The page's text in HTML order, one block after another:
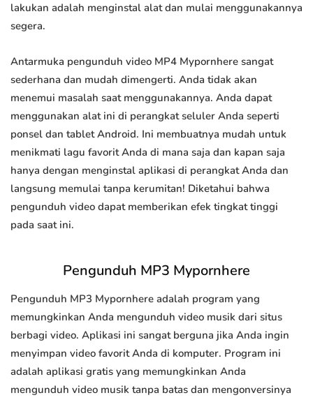
lakukan adalah menginstal alat dan mulai menggunakannya
segera.
Antarmuka pengunduh video MP4 Mypornhere sangat
sederhana dan mudah dimengerti. Anda tidak akan
menemui masalah saat menggunakannya. Anda dapat
menggunakan alat ini di perangkat seluler Anda seperti
ponsel dan tablet Android. Ini membuatnya mudah untuk
menikmati lagu favorit Anda di mana saja dan kapan saja
hanya dengan menginstal aplikasi di perangkat Anda dan
langsung memulai tanpa kerumitan! Diketahui bahwa
pengunduh video dapat memberikan efek tingkat tinggi
pada saat ini.
Pengunduh MP3 Mypornhere
Pengunduh MP3 Mypornhere adalah program yang
memungkinkan Anda mengunduh video musik dari situs
berbagi video. Aplikasi ini sangat berguna jika Anda ingin
menyimpan video favorit Anda di komputer. Program ini
adalah aplikasi gratis yang memungkinkan Anda
mengunduh video musik tanpa batas dan mengonversinya